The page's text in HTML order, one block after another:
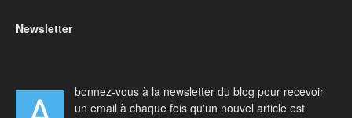
Newsletter
bonnez-vous à la newsletter du blog pour recevoir
un email à chaque fois qu'un nouvel article est